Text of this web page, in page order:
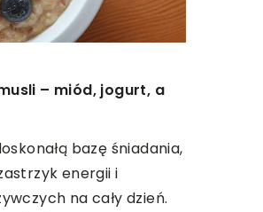
– miód, jogurt, a
bazę śniadania,
energii i
na cały dzień.